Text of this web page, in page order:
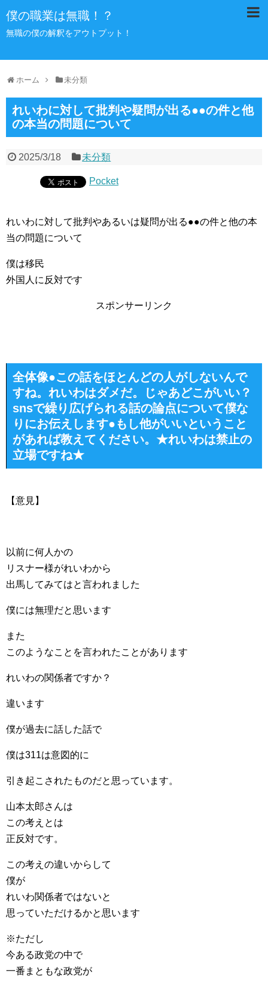
僕の職業は無職！？
無職の僕の解釈をアウトプット！
ホーム 未分類
れいわに対して批判や疑問が出る●●の件と他
の本当の問題について
2025/3/18 未分類
Pocket
れいわに対して批判やあるいは疑問が出る●●の件と他の本
当の問題について
僕は移民
外国人に反対です
スポンサーリンク
全体像●この話をほとんどの人がしないんで
すね。れいわはダメだ。じゃあどこがいい？
snsで繰り広げられる話の論点について僕な
りにお伝えします●もし他がいいということ
があれば教えてください。★れいわは禁止の
立場ですね★
【意見】
以前に何人かの
リスナー様がれいわから
出馬してみてはと言われました
僕には無理だと思います
また
このようなことを言われたことがあります
れいわの関係者ですか？
違います
僕が過去に話した話で
僕は311は意図的に
引き起こされたものだと思っています。
山本太郎さんは
この考えとは
正反対です。
この考えの違いからして
僕が
れいわ関係者ではないと
思っていただけるかと思います
※ただし
今ある政党の中で
一番まともな政党が